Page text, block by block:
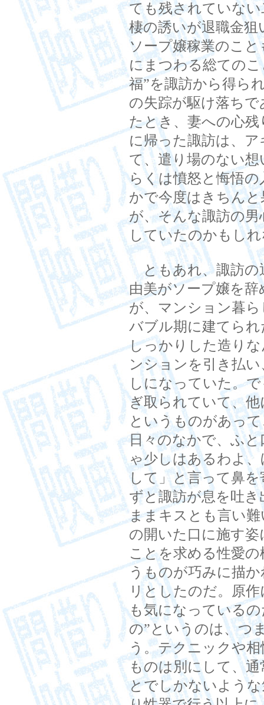
ても残されていな
棲の誘いが退職金
ソープ嬢稼業のこ
にまつわる総ての
福”を諏訪から得ら
の失踪が駆け落ち
たとき、妻への心
に帰った諏訪は、
て、遣り場のない
らくは憤怒と悔悟
かで今度はきちん
が、そんな諏訪の
していたのかもし
ともあれ、諏訪の
由美がソープ嬢を
が、マンション暮
バブル期に建てら
しっかりした造り
ンションを引き払
しになっていた。
ぎ取られていて、
というものがあっ
日々のなかで、ふ
ゃ少しはあるわよ
して」と言って鼻
ずと諏訪が息を吐
ままキスとも言い
の開いた口に施す
ことを求める性愛
うものが巧みに描
リとしたのだ。原
も気になっている
の”というのは、つ
う。テクニックや
ものは別にして、
とでしかないよう